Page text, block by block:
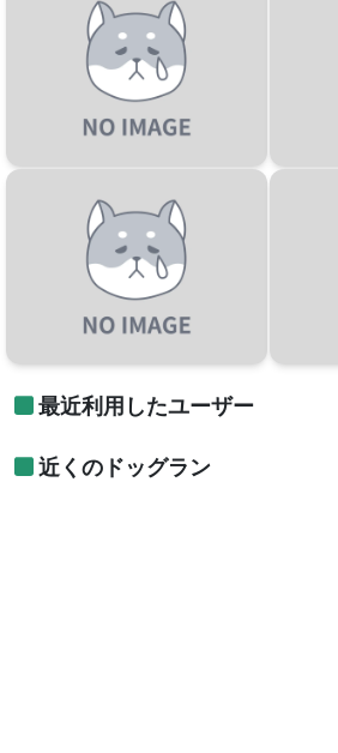
最近利用したユーザー
近くのドッグラン